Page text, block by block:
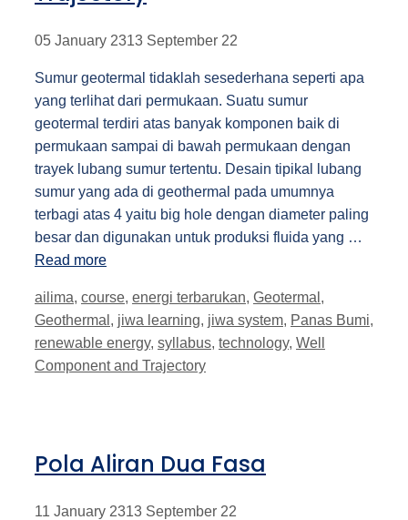
05 January 2313 September 22
Sumur geotermal tidaklah sesederhana seperti apa
yang terlihat dari permukaan. Suatu sumur
geotermal terdiri atas banyak komponen baik di
permukaan sampai di bawah permukaan dengan
trayek lubang sumur tertentu. Desain tipikal lubang
sumur yang ada di geothermal pada umumnya
terbagi atas 4 yaitu big hole dengan diameter paling
besar dan digunakan untuk produksi fluida yang …
Read more
Tags
ailima, course, energi terbarukan, Geotermal ,
Geothermal , jiwa learning, jiwa system, Panas Bumi,
renewable energy, syllabus, technology, Well
Component and Trajectory
Pola Aliran Dua Fasa
11 January 2313 September 22